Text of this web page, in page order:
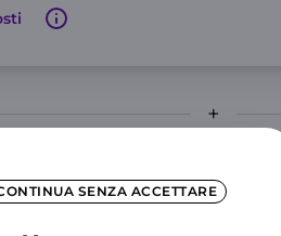
SENZA ACCETTARE